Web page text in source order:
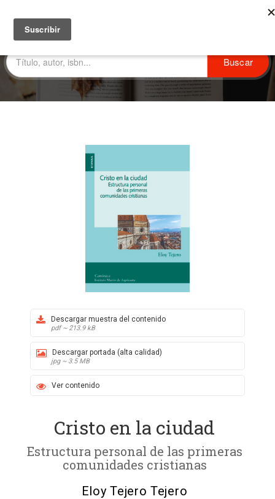
Descargar muestra del contenido
pdf ~ 213.9 kB
Descargar portada (alta calidad)
jpg ~ 3.5 MB
Ver contenido
Cristo en la ciudad
Estructura personal de las primeras
comunidades cristianas
Eloy Tejero Tejero